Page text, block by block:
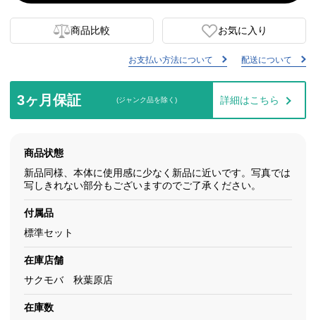
商品比較 お気に入り
お支払い方法について 配送について
3ヶ月保証 (ジャンク品を除く) 詳細はこちら
商品状態
新品同様、本体に使用感に少なく新品に近いです。写真では
写しきれない部分もございますのでご了承ください。
付属品
標準セット
在庫店舗
サクモバ 秋葉原店
在庫数